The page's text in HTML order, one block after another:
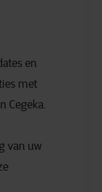
en
met
Cegeka.
van uw